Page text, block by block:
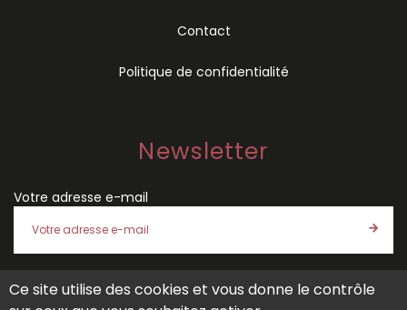
Contact
Politique de confidentialité
Newsletter
Votre adresse e-mail
J'accepte les conditions générales de venteet lapolitique
Ce site utilise des cookies et vous donne le contrôle